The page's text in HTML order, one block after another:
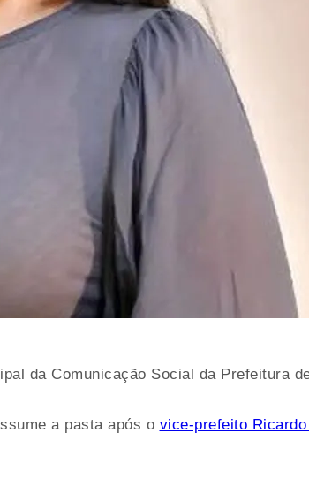
da Comunicação Social da Prefeitura
a pasta após o vice-prefeito